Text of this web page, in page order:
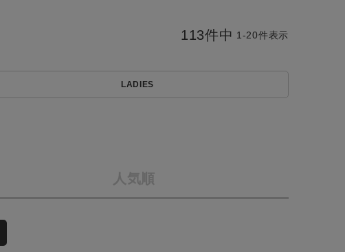
店舗一覧
会社概要
LADIES
人気順
113件中 1-20件表示